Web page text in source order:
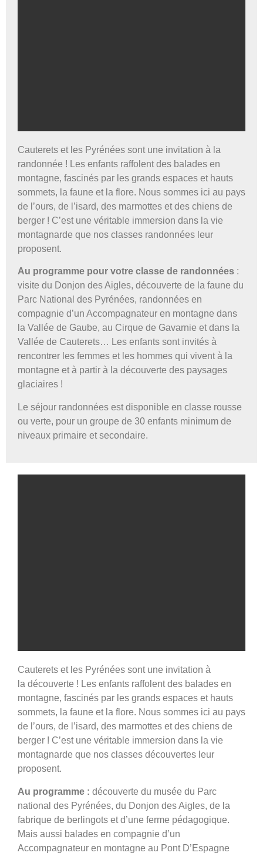
Classe
Randonnées
Voir le programme et le
tarif
Cauterets et les Pyrénées sont une invitation à la
randonnée ! Les enfants raffolent des balades en
montagne, fascinés par les grands espaces et hauts
sommets, la faune et la flore. Nous sommes ici au pays
de l’ours, de l’isard, des marmottes et des chiens de
berger ! C’est une véritable immersion dans la vie
montagnarde que nos classes randonnées leur
proposent.
Au programme pour votre classe de randonnées :
visite du Donjon des Aigles, découverte de la faune du
Parc National des Pyrénées, randonnées en
compagnie d’un Accompagnateur en montagne dans
la Vallée de Gaube, au Cirque de Gavarnie et dans la
Vallée de Cauterets… Les enfants sont invités à
rencontrer les femmes et les hommes qui vivent à la
montagne et à partir à la découverte des paysages
glaciaires !
Le séjour randonnées est disponible en classe rousse
ou verte, pour un groupe de 30 enfants minimum de
niveaux primaire et secondaire.
Classe
Découvertes
Voir le programme et le
tarif
Cauterets et les Pyrénées sont une invitation à
la découverte ! Les enfants raffolent des balades en
montagne, fascinés par les grands espaces et hauts
sommets, la faune et la flore. Nous sommes ici au pays
de l’ours, de l’isard, des marmottes et des chiens de
berger ! C’est une véritable immersion dans la vie
montagnarde que nos classes découvertes leur
proposent.
Au programme : découverte du musée du Parc
national des Pyrénées, du Donjon des Aigles, de la
fabrique de berlingots et d’une ferme pédagogique.
Mais aussi balades en compagnie d’un
Accompagnateur en montagne au Pont D’Espagne